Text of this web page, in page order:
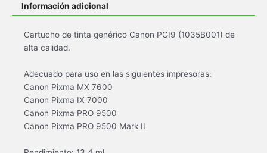
Información adicional
Cartucho de tinta genérico Canon PGI9 (1035B001) de
alta calidad.
Adecuado para uso en las siguientes impresoras:
Canon Pixma MX 7600
Canon Pixma IX 7000
Canon Pixma PRO 9500
Canon Pixma PRO 9500 Mark II